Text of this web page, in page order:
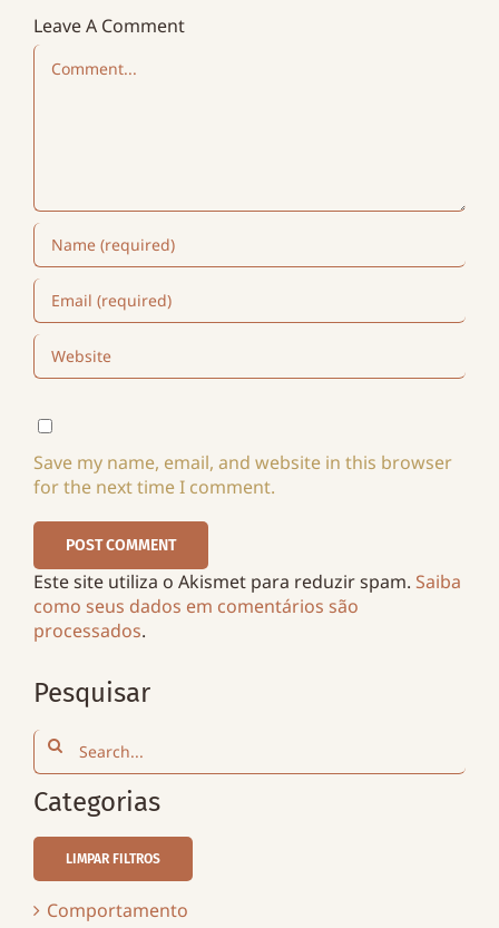
Leave A Comment
Comment
Save my name, email, and website in this browser
for the next time I comment.
Este site utiliza o Akismet para reduzir spam. Saiba
como seus dados em comentários são
processados.
Pesquisar
Search
for:
Categorias
LIMPAR FILTROS
Comportamento